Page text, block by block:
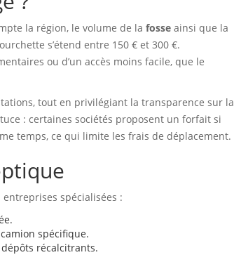
la région, le volume de la fosse ainsi que la
s’étend entre 150 € et 300 €.
ou d’un accès moins facile, que le
tout en privilégiant la transparence sur la
: certaines sociétés proposent un forfait si
temps, ce qui limite les frais de déplacement.
spécialisées :
spécifique.
récalcitrants.